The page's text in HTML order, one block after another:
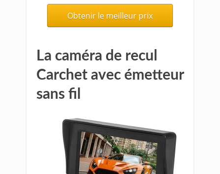
Obtenir le meilleur prix
La caméra de recul
Carchet avec émetteur
sans fil